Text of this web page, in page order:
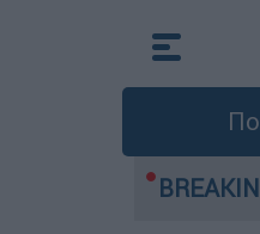
στην